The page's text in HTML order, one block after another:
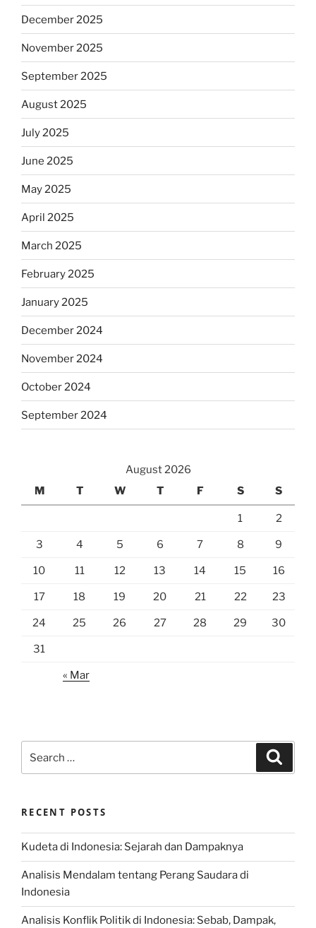
December 2025
November 2025
September 2025
August 2025
July 2025
June 2025
May 2025
April 2025
March 2025
February 2025
January 2025
December 2024
November 2024
October 2024
September 2024
August 2026
M
T W T F S S
1 2
3 4 5 6 7 8 9
10 11 12 13 14 15 16
17 18 19 20 21 22 23
24 25 26 27 28 29 30
31
« Mar
for:
RECENT POSTS
Kudeta di Indonesia: Sejarah dan Dampaknya
Analisis Mendalam tentang Perang Saudara di
Indonesia
Analisis Konflik Politik di Indonesia: Sebab, Dampak,